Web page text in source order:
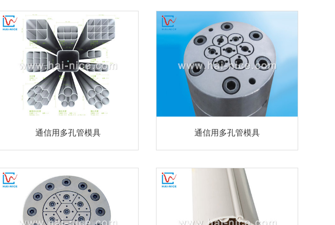
通信用多孔管模具 通信用多孔管模具